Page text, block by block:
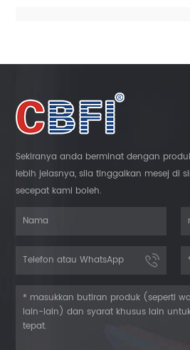
Sekiranya anda berminat dengan
lebih jelasnya, sila tinggalkan mesej di
secepat kami boleh.